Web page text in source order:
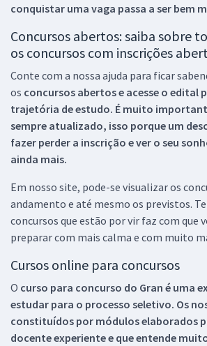
conquistar uma vaga passa a ser bem
Concursos abertos: saiba sobre
os concursos com inscrições
Conte com a nossa ajuda para ficar
os concursos abertos e acesse o edital
trajetória de estudo. É muito
sempre atualizado, isso porque um
fazer perder a inscrição e ver o seu
ainda mais.
Em nosso site, pode-se visualizar os
andamento e até mesmo os previstos.
concursos que estão por vir faz com que
preparar com mais calma e com muito
Cursos online para concursos
O curso para concurso do Gran é uma
estudar para o processo seletivo. Os
constituídos por módulos elaborados
docente experiente e que entende